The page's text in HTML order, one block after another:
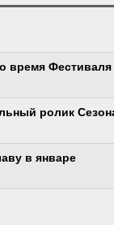
время
ролик
в январе